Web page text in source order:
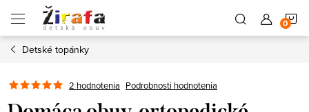
obsah
Detské topánky
2 hodnotenia Podrobnosti hodnotenia